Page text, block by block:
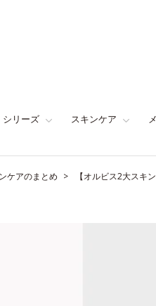
シリーズ スキンケア
ケアのまとめ 【オルビス2大スキ